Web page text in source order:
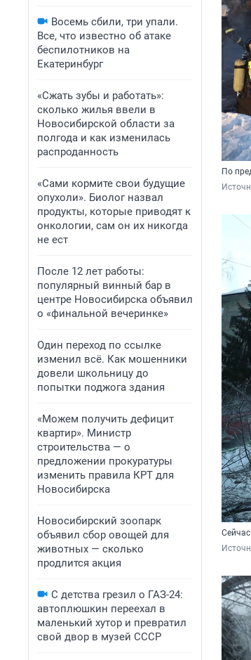
Восемь сбили, три упали.
Все, что известно об атаке
беспилотников на
Екатеринбург
«Сжать зубы и работать»:
сколько жилья ввели в
Новосибирской области за
полгода и как изменилась
распроданность
«Сами кормите свои будущие
опухоли». Биолог назвал
продукты, которые приводят к
онкологии, сам он их никогда
не ест
После 12 лет работы:
популярный винный бар в
центре Новосибирска объявил
о «финальной вечеринке»
Один переход по ссылке
изменил всё. Как мошенники
довели школьницу до
попытки поджога здания
«Можем получить дефицит
квартир». Министр
строительства — о
предложении прокуратуры
изменить правила КРТ для
Новосибирска
Новосибирский зоопарк
объявил сбор овощей для
животных — сколько
продлится акция
С детства грезил о ГАЗ-24:
автоплюшкин переехал в
маленький хутор и превратил
свой двор в музей СССР
По